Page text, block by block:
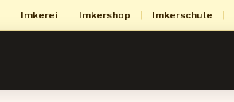
Imkerei Imkershop Imkerschule